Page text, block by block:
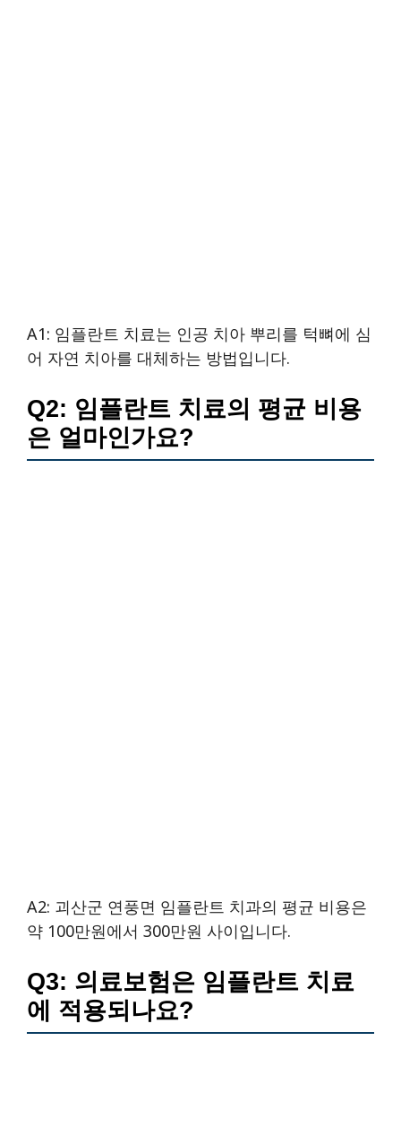
A1: 임플란트 치료는 인공 치아 뿌리를 턱뼈에 심
어 자연 치아를 대체하는 방법입니다.
Q2: 임플란트 치료의 평균 비용
은 얼마인가요?
A2: 괴산군 연풍면 임플란트 치과의 평균 비용은
약 100만원에서 300만원 사이입니다.
Q3: 의료보험은 임플란트 치료
에 적용되나요?